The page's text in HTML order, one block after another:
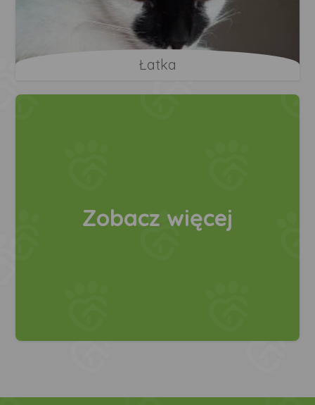
Łatka
Zobacz więcej